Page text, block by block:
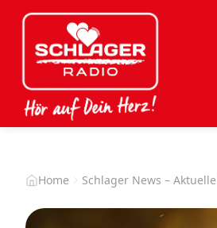
Home Schlager News –